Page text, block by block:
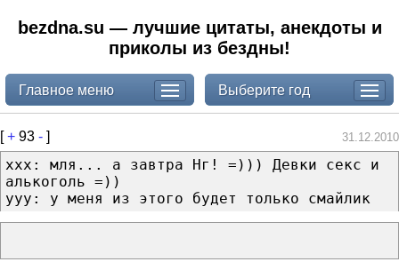
bezdna.su — лучшие цитаты, анекдоты и
приколы из бездны!
Главное меню Выберите год
[+ 93 - ] 31.12.2010
ххх: мля... а завтра Нг! =))) Девки секс и
алькоголь =))
ууу: у меня из этого будет только смайлик